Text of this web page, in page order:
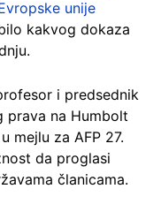
unije
kakvog dokaza
i predsednik
prava na Humbolt
mejlu za AFP 27.
da proglasi
članicama.